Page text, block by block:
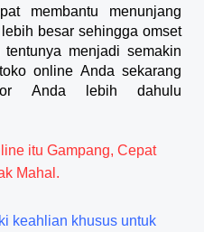
membantu menunjang
besar sehingga omset
menjadi semakin
online Anda sekarang
Anda lebih dahulu
itu Gampang, Cepat
Mahal.
keahlian khusus untuk